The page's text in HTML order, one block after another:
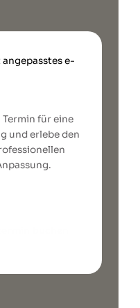
e-
für eine
und erlebe den